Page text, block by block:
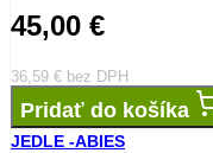
45,00 €
36,59 € bez DPH
Pridať do košíka
JEDLE -ABIES